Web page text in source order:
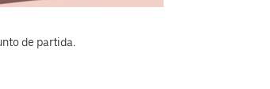
de partida.